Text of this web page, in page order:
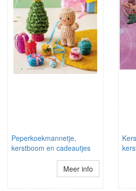
Peperkoekmannetje,
kerstboom en cadeautjes
Meer info